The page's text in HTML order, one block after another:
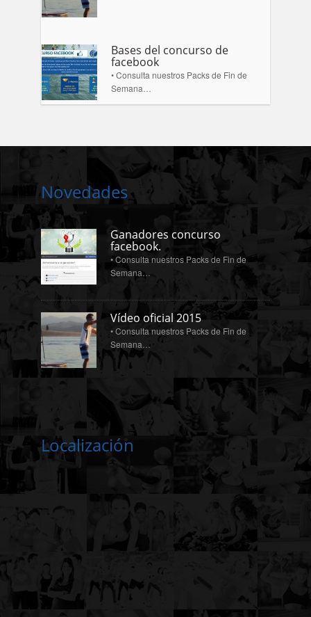
Bases del concurso de
facebook
• Consulta nuestros Packs de Fin de
Semana…
Novedades
Ganadores concurso
facebook.
• Consulta nuestros Packs de Fin de
Semana…
Vídeo oficial 2015
• Consulta nuestros Packs de Fin de
Semana…
Localización